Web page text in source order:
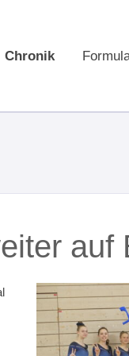
Chronik
auf